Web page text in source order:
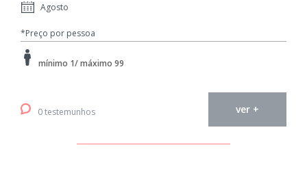
Agosto
*Preço por pessoa
mínimo 1/ máximo 99
0 testemunhos ver +